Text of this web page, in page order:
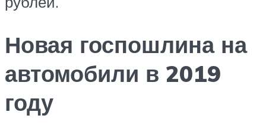
Новая госпошлина на
автомобили в 2019
году